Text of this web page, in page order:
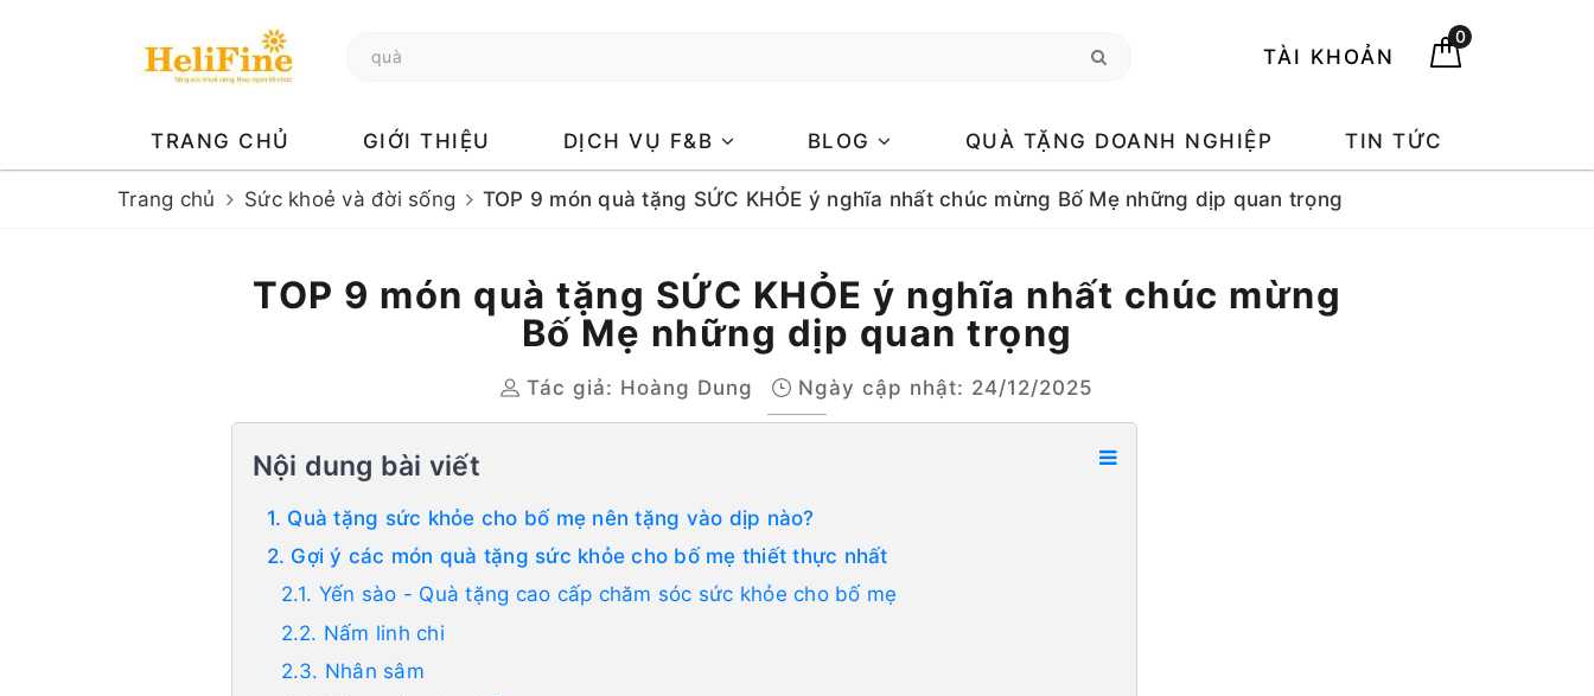
TÀI KHOẢN
0
TRANG CHỦ GIỚI THIỆU DỊCH VỤ F&B BLOG QUÀ TẶNG DOANH NGHIỆP TIN TỨC
Trang chủ Sức khoẻ và đời sống TOP 9 món quà tặng SỨC KHỎE ý nghĩa nhất chúc mừng Bố Mẹ những dịp quan trọng
TOP 9 món quà tặng SỨC KHỎE ý nghĩa nhất chúc mừng
Bố Mẹ những dịp quan trọng
Tác giả: Hoàng Dung Ngày cập nhật: 24/12/2025
Nội dung bài viết
1. Quà tặng sức khỏe cho bố mẹ nên tặng vào dịp nào?
2. Gợi ý các món quà tặng sức khỏe cho bố mẹ thiết thực nhất
2.1. Yến sào - Quà tặng cao cấp chăm sóc sức khỏe cho bố mẹ
2.2. Nấm linh chi
2.3. Nhân sâm